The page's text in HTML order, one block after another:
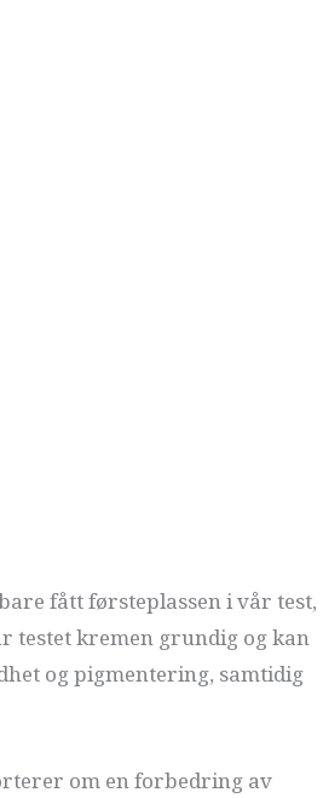
fått førsteplassen i vår test,
testet kremen grundig og kan
og pigmentering, samtidig
om en forbedring av